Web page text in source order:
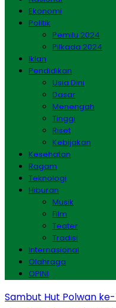
Ekonomi
Politik
Pemilu 2024
Pilkada 2024
Iklan
Pendidikan
Usia Dini
Dasar
Menengah
Tinggi
Riset
Kebijakan
Kesehatan
Ragam
Teknologi
Hiburan
Musik
Film
Teater
Tradisi
Internasional
Olahraga
OPINI
Sambut Hut Polwan